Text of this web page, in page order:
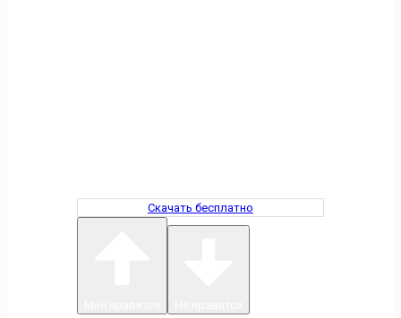
Скачать бесплатно